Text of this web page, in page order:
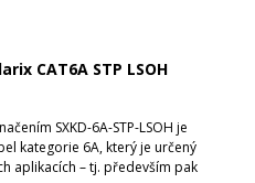
CAT6A STP LSOH
SXKD-6A-STP-LSOH je
kategorie 6A, který je určený
aplikacích – tj. především pak